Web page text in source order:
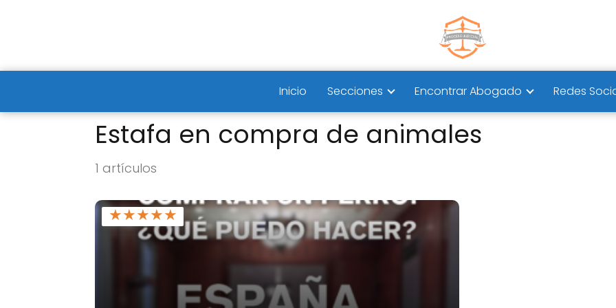
Inicio Secciones Encontrar Abogado Redes
Estafa en compra de animales
1 artículos
★★★★★